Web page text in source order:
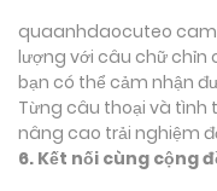
quaanhdaocuteo cam
lượng với câu chữ chỉn
bạn có thể cảm nhận
Từng câu thoại và tình
nâng cao trải nghiệm
6. Kết nối cùng cộng